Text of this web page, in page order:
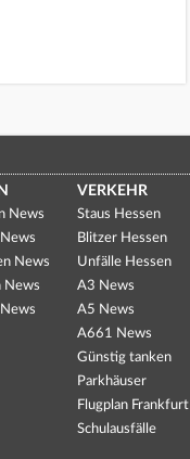
News
News
News
VERKEHR
Staus Hessen
Blitzer Hessen
Unfälle Hessen
A3 News
A5 News
A661 News
Günstig tanken
Parkhäuser
Flugplan Frankfurt
Schulausfälle